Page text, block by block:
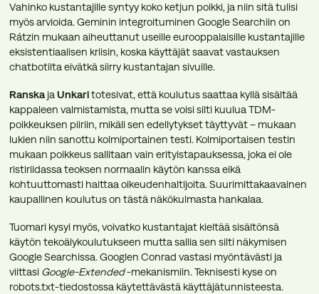
Vahinko kustantajille syntyy koko ketjun poikki, ja niin sitä tulisi
myös arvioida. Geminin integroituminen Google Searchiin on
Rátzin mukaan aiheuttanut useille eurooppalaisille kustantajille
eksistentiaalisen kriisin, koska käyttäjät saavat vastauksen
chatbotilta eivätkä siirry kustantajan sivuille.
Ranskaja Unkaritotesivat, että koulutus saattaa kyllä sisältää
kappaleen valmistamista, mutta se voisi silti kuulua TDM-
poikkeuksen piiriin, mikäli sen edellytykset täyttyvät – mukaan
lukien niin sanottu kolmiportainen testi. Kolmiportaisen testin
mukaan poikkeus sallitaan vain erityistapauksessa, joka ei ole
ristiriidassa teoksen normaalin käytön kanssa eikä
kohtuuttomasti haittaa oikeudenhaltijoita. Suurimittakaavainen
kaupallinen koulutus on tästä näkökulmasta hankalaa.
Tuomari kysyi myös, voivatko kustantajat kieltää sisältönsä
käytön tekoälykoulutukseen mutta sallia sen silti näkymisen
Google Searchissa. Googlen Conrad vastasi myöntävästi ja
viittasi Google-Extended-mekanismiin. Teknisesti kyse on
robots.txt-tiedostossa käytettävästä käyttäjätunnisteesta.